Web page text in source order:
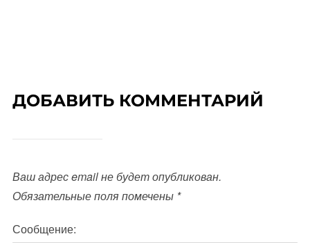
ДОБАВИТЬ КОММЕНТАРИЙ
Ваш адрес email не будет опубликован.
Обязательные поля помечены *
Сообщение: